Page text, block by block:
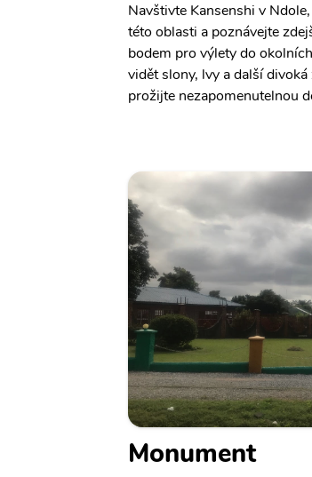
Navštivte Kansenshi v
této oblasti a poznávejte
bodem pro výlety do
vidět slony, lvy a další
prožijte nezapomenutelnou
Monument